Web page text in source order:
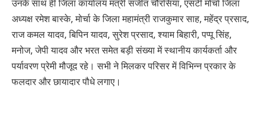
उनके साथ ही जिला कार्यालय मंत्री संजीत चौरसिया, एसटी मोर्चा जिला
अध्यक्ष रमेश बास्के, मोर्चा के जिला महामंत्री राजकुमार साह, महेंद्र प्रसाद,
राज कमल यादव, बिपिन यादव, सुरेश प्रसाद, श्याम बिहारी, पप्पू सिंह,
मनोज, जेपी यादव और भरत समेत बड़ी संख्या में स्थानीय कार्यकर्ता और
पर्यावरण प्रेमी मौजूद रहे। सभी ने मिलकर परिसर में विभिन्न प्रकार के
फलदार और छायादार पौधे लगाए।